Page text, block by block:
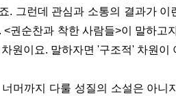
. 그런데 관심과 소통의 결과가
<권순찬과 착한 사람들>이 말하고
차원이요. 말하자면 '구조적' 차원이
너머까지 다룰 성질의 소설은 아니